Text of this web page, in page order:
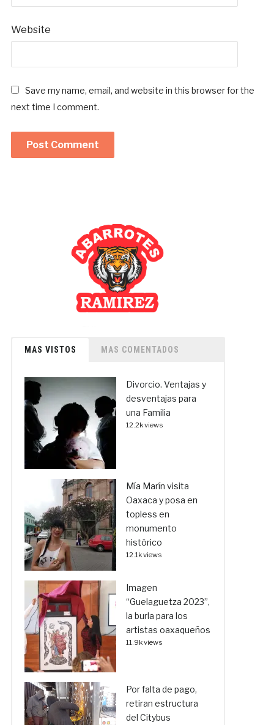
Website
Save my name, email, and website in this browser for the
next time I comment.
MAS VISTOS MAS COMENTADOS
Divorcio. Ventajas y
desventajas para
una Familia
12.2k views
Mía Marín visita
Oaxaca y posa en
topless en
monumento
histórico
12.1k views
Imagen
“Guelaguetza 2023”,
la burla para los
artistas oaxaqueños
11.9k views
Por falta de pago,
retiran estructura
del Citybus